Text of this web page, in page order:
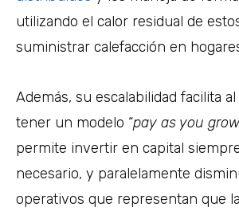
utilizando el calor residual de
suministrar calefacción en
Además, su escalabilidad facilita
tener un modelo “pay as you grow
permite invertir en capital
necesario, y paralelamente
operativos que representan que